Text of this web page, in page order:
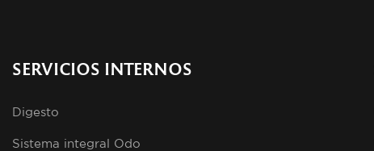
SERVICIOS INTERNOS
Digesto
Sistema integral Odo